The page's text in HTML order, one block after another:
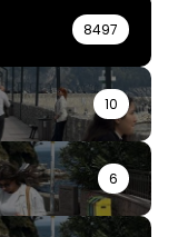
8497
10
6